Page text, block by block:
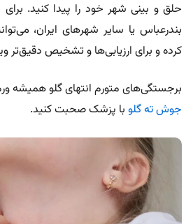
حلق و بینی شهر خود را پیدا کنید.
بندرعباس یا سایر شهرهای ایران،
کرده و برای ارزیابی‌ها و تشخیص دقیق‌تر
برجستگی‌های متورم انتهای گلو همیشه ورم
جوش ته گلو با پزشک صحبت کنید.